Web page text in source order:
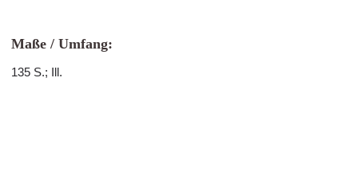
Maße / Umfang:
135 S.; Ill.